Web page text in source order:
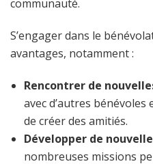
communauté.
S’engager dans le
avantages, notamment :
Rencontrer de
avec d’autres
de créer des amitiés.
Développer de
nombreuses missions